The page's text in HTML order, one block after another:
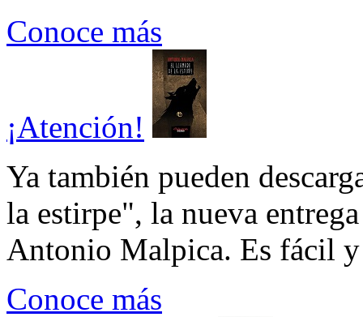
Conoce más
¡Atención!
Ya también pueden
la estirpe", la nueva
Antonio Malpica. Es fácil
Conoce más